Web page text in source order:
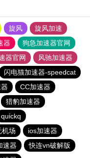
旋风
旋风加速
器
狗急加速器官网
器官网
风驰加速器
闪电猫加速器-speedcat
CC加速器
猎豹加速器
quickq
机场
ios加速器
速器
快连vn破解版